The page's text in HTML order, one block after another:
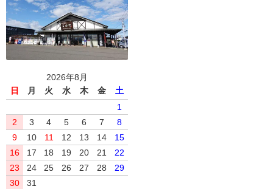
2026年8月
日
月 火 水 木 金
土
1
2
3 4 5 6 7
8
9
10 11 12 13 14
15
16
17 18 19 20 21
22
23
24 25 26 27 28
29
30
31